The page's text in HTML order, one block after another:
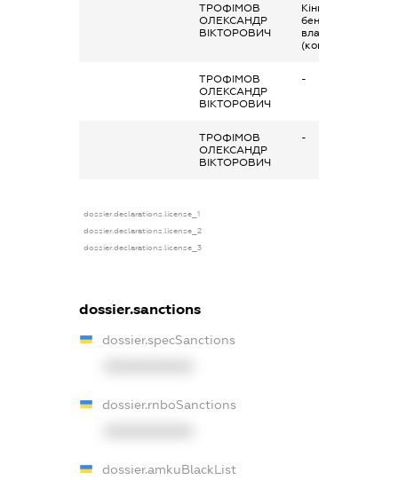
ТРОФІМОВ
ОЛЕКСАНДР
ВІКТОРОВИЧ
Кінцевий
бенефіціарний
власник
(контролер)
ТРОФІМОВ
ОЛЕКСАНДР
ВІКТОРОВИЧ
-
ТРОФІМОВ
ОЛЕКСАНДР
ВІКТОРОВИЧ
-
dossier.declarations.license_1
dossier.declarations.license_2
dossier.declarations.license_3
dossier.sanctions
dossier.specSanctions
dossier.rnboSanctions
dossier.amkuBlackList